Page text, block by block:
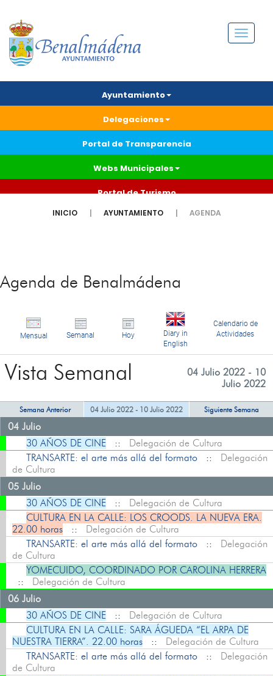
Menú
Ayuntamiento
Delegaciones
Portal de Transparencia
Webs Municipales
Portal de Turismo
INICIO AYUNTAMIENTO AGENDA
Agenda de Benalmádena
Mensual Semanal Hoy
Diary in
English
Calendario de
Actividades
Vista Semanal
04 Julio 2022 - 10
Julio 2022
Semana Anterior 04 Julio 2022 - 10 Julio 2022 Siguiente Semana
04 Julio
30 AÑOS DE CINE :: Delegación de Cultura
TRANSARTE: el arte más allá del formato :: Delegación
de Cultura
05 Julio
30 AÑOS DE CINE :: Delegación de Cultura
CULTURA EN LA CALLE: LOS CROODS. LA NUEVA ERA.
22.00 horas :: Delegación de Cultura
TRANSARTE: el arte más allá del formato :: Delegación
de Cultura
YOMECUIDO, COORDINADO POR CAROLINA HERRERA
:: Delegación de Cultura
06 Julio
30 AÑOS DE CINE :: Delegación de Cultura
CULTURA EN LA CALLE: SARA ÁGUEDA “EL ARPA DE
NUESTRA TIERRA”. 22.00 horas :: Delegación de Cultura
TRANSARTE: el arte más allá del formato :: Delegación
de Cultura